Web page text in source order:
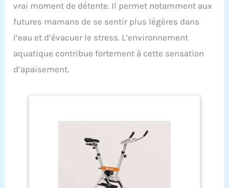
vrai moment de détente. Il permet notamment aux
futures mamans de se sentir plus légères dans
l’eau et d’évacuer le stress. L’environnement
aquatique contribue fortement à cette sensation
d’apaisement.